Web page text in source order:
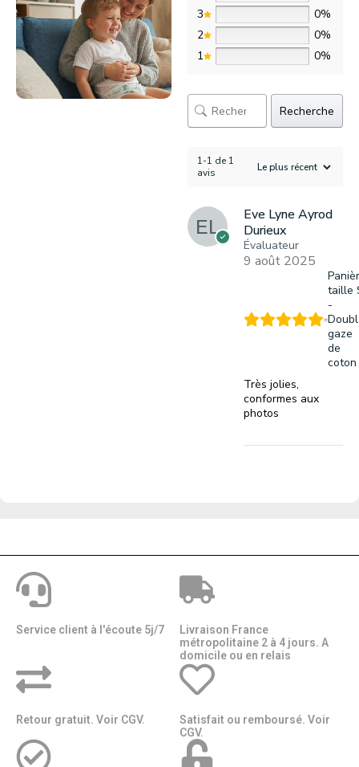
3
0%
2
0%
1
0%
Recherche
1-1 de 1
avis
Eve Lyne Ayrod
Durieux
Évaluateur
9 août 2025
taille
-
gaze
de
coton
Très jolies,
conformes aux
photos
Service client à l'écoute 5j/7
Livraison France
métropolitaine 2 à 4 jours. A
domicile ou en relais​​
Retour gratuit. Voir CGV.
Satisfait ou remboursé. Voir
CGV.